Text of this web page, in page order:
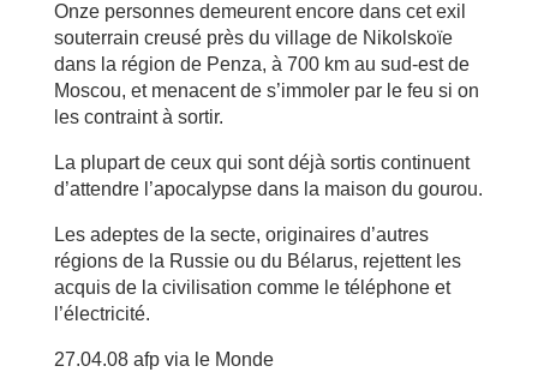
Onze personnes demeurent encore dans cet exil
souterrain creusé près du village de Nikolskoïe
dans la région de Penza, à 700 km au sud-est de
Moscou, et menacent de s’immoler par le feu si on
les contraint à sortir.
La plupart de ceux qui sont déjà sortis continuent
d’attendre l’apocalypse dans la maison du gourou.
Les adeptes de la secte, originaires d’autres
régions de la Russie ou du Bélarus, rejettent les
acquis de la civilisation comme le téléphone et
l’électricité.
27.04.08 afp via le Monde